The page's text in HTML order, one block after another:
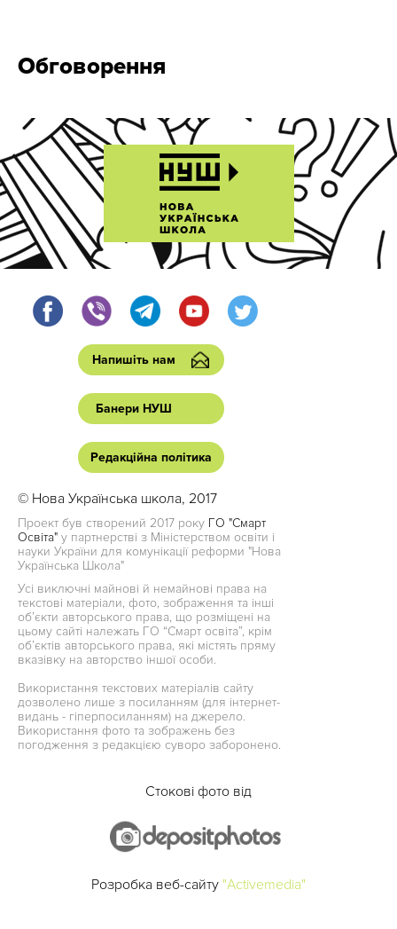
Обговорення
Напишіть нам
Банери НУШ
Редакційна політика
© Нова Українська школа, 2017
Проект був створений 2017 року ГО "Смарт
Освіта" у партнерстві з Міністерством освіти і
науки України для комунікації реформи "Нова
Українська Школа"
Усі виключні майнові й немайнові права на
текстові матеріали, фото, зображення та інші
об’єкти авторського права, що розміщені на
цьому сайті належать ГО “Смарт освіта”, крім
об’єктів авторського права, які містять пряму
вказівку на авторство іншої особи.
Використання текстових матеріалів сайту
дозволено лише з посиланням (для інтернет-
видань - гіперпосиланням) на джерело.
Використання фото та зображень без
погодження з редакцією суворо заборонено.
Стокові фото від
Розробка веб-сайту "Activemedia"